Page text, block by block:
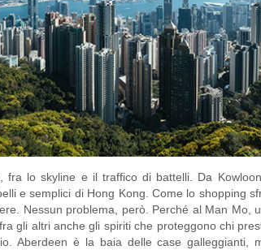
fra lo skyline e il traffico di battelli. Da
e semplici di Hong Kong. Come lo shopping
Nessun problema, però. Perché al Man Mo,
gli altri anche gli spiriti che proteggono chi
Aberdeen è la baia delle case